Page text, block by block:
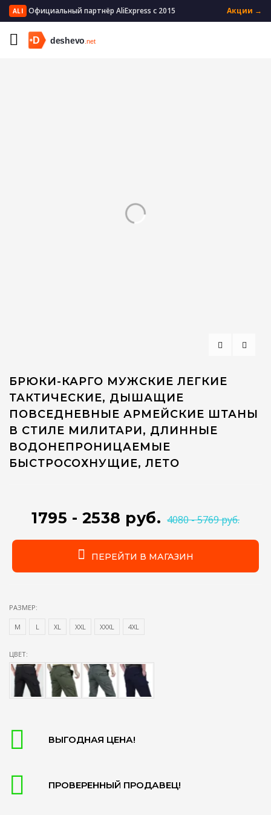
ALI Официальный партнёр AliExpress с 2015 Акции →
Главная Мужская одежда
Повседневные брюки
БРЮКИ-КАРГО МУЖСКИЕ ЛЕГКИЕ
ТАКТИЧЕСКИЕ, ДЫШАЩИЕ
ПОВСЕДНЕВНЫЕ АРМЕЙСКИЕ ШТАНЫ
В СТИЛЕ МИЛИТАРИ, ДЛИННЫЕ
ВОДОНЕПРОНИЦАЕМЫЕ
БЫСТРОСОХНУЩИЕ, ЛЕТО
1795 - 2538 руб. 4080 - 5769 руб.
ПЕРЕЙТИ В МАГАЗИН
РАЗМЕР:
М L XL XXL XXXL 4XL
ЦВЕТ:
ВЫГОДНАЯ ЦЕНА!
ПРОВЕРЕННЫЙ ПРОДАВЕЦ!